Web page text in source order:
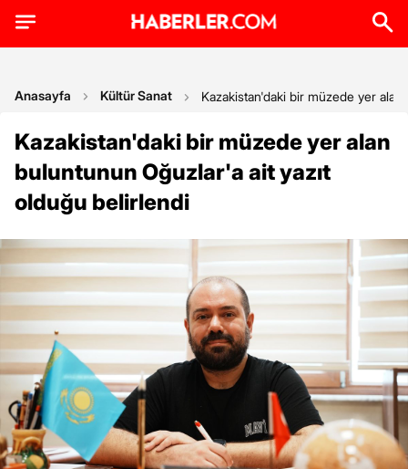
Anasayfa Kültür Sanat Kazakistan'daki bir müzede yer
Kazakistan'daki bir müzede yer alan
buluntunun Oğuzlar'a ait yazıt
olduğu belirlendi